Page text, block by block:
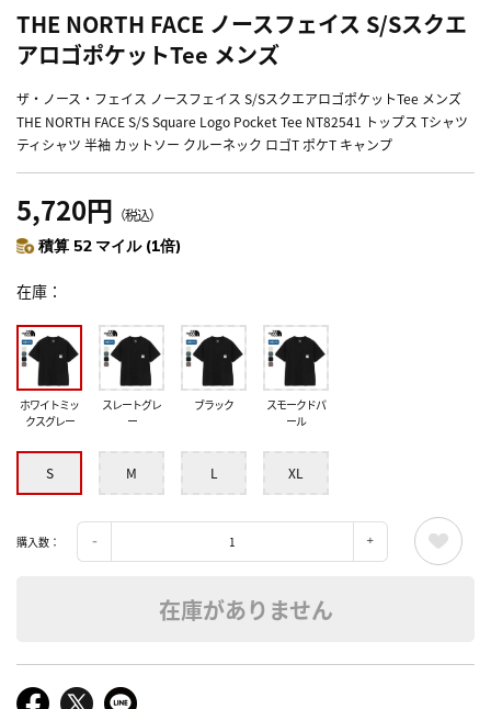
THE NORTH FACE ノースフェイス S/Sスクエ
アロゴポケットTee メンズ
ザ・ノース・フェイス ノースフェイス S/SスクエアロゴポケットTee メンズ
THE NORTH FACE S/S Square Logo Pocket Tee NT82541 トップス Tシャツ
ティシャツ 半袖 カットソー クルーネック ロゴT ポケT キャンプ
5,720円 （税込）
積算 52 マイル (1倍)
在庫
ホワイトミッ
クスグレー
スレートグレ
ー
ブラック
スモークドパ
ール
S M L XL
購入数：
在庫がありません